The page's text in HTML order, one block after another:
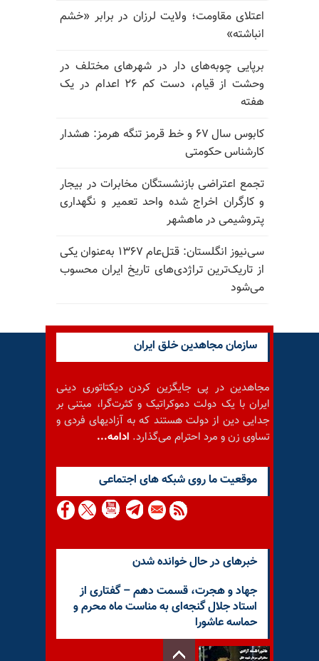
اعتلای مقاومت؛ ولایت لرزان در برابر «خشم
انباشته»
برپایی چوبه‌های دار در شهرهای مختلف در
وحشت از قیام، دست کم ۲۶ اعدام در یک
هفته
کابوس سال ۶۷ و خط قرمز تنگه هرمز: هشدار
کارشناس حکومتی
تجمع اعتراضی بازنشستگان مخابرات در بیجار
و کارگران اخراج شده واحد تعمیر و نگهداری
پتروشیمی در ماهشهر
سی‌نیوز انگلستان: قتل‌عام ۱۳۶۷ به‌عنوان یکی
از تاریک‌ترین تراژدی‌های تاریخ ایران محسوب
می‌شود
سازمان مجاهدین خلق ایران
مجاهدین در پی جایگزین کردن دیکتاتوری دینی
ایران با یک دولت دموکراتیک و کثرت‌گرا، مبتنی بر
جدایی دین از دولت هستند که به آزادیهای فردی و
تساوی زن و مرد احترام می‌گذارد. ادامه...
موقعيت ما روى شبكه هاى اجتماعى
خبرهای در حال خوانده شدن
جهاد و هجرت، قسمت دهم – گفتاری از
استاد جلال گنجه‌ای به مناست ماه محرم و
حماسه عاشورا